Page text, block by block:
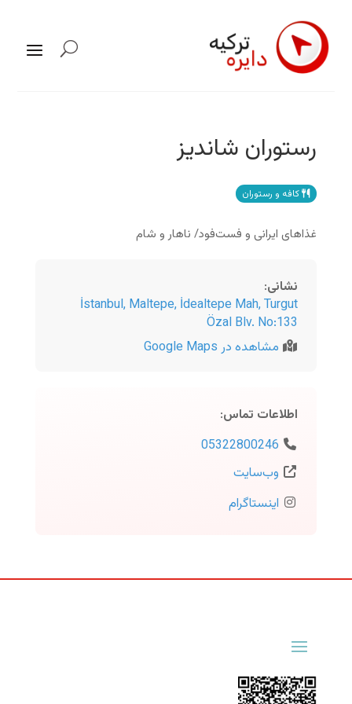
رستوران شاندیز
کافه و رستوران
غذاهای ایرانی و فست‌فود/ ناهار و شام
نشانی:
İstanbul, Maltepe, İdealtepe Mah, Turgut
Özal Blv. No:133
مشاهده در Google Maps
اطلاعات تماس:
05322800246
وب‌سایت
اینستاگرام